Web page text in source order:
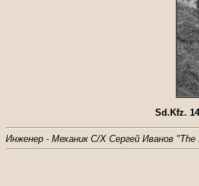
Sd.Kfz.
Инженер - Механик С/Х Сергей Иванов